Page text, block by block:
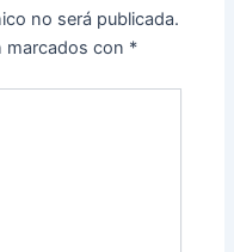
no será publicada.
marcados con *